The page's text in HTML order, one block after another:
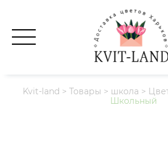
Kvit-land > Товары > школа >
Школьный